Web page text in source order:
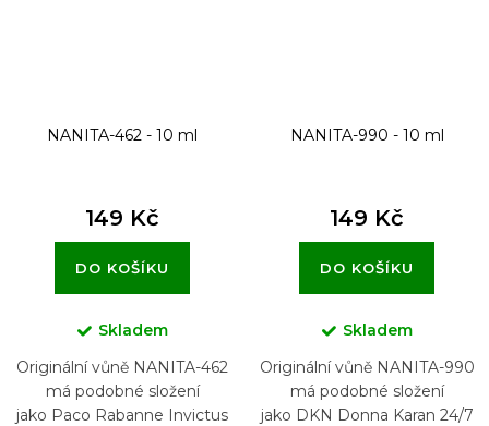
NANITA-462 - 10 ml
149 Kč
DO KOŠÍKU
Skladem
Originální vůně NANITA-462
má podobné složení
jako Paco Rabanne Invictus
NANITA-990 - 10 ml
149 Kč
DO KOŠÍKU
Skladem
Originální vůně NANITA-990
má podobné složení
jako DKN Donna Karan 24/7